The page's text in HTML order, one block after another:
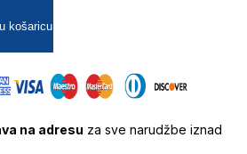
košaricu
na adresu za sve narudžbe iznad